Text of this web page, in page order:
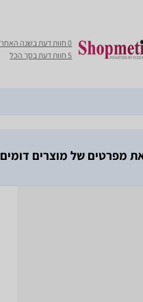
0 חוות דעת בשנה האחרונה
5 חוות דעת בסך הכל
מפרטים של מוצרים דומים